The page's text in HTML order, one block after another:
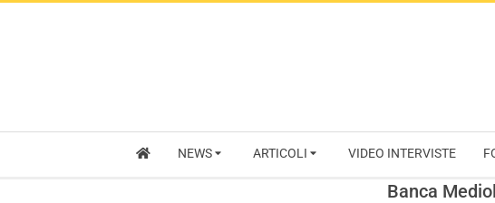
NEWS ARTICOLI VIDEO INTERVISTE
Banca